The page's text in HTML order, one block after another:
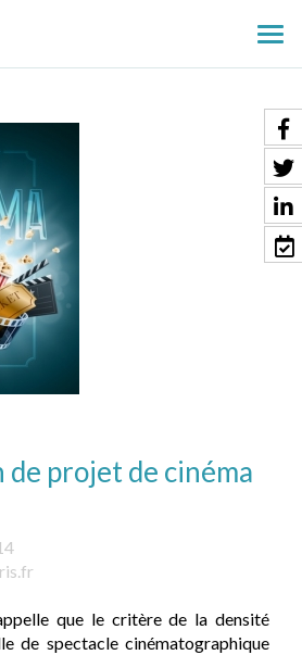
le
projet de cinéma
que le critère de la densité
de spectacle cinématographique